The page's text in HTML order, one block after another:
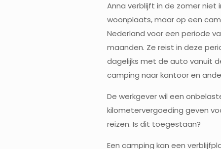
Anna verblijft in de zomer niet
woonplaats, maar op een
Nederland voor een periode
maanden. Ze reist in deze
dagelijks met de auto vanuit
camping naar kantoor en
De werkgever wil een
kilometervergoeding geven
reizen. Is dit toegestaan?
Een camping kan een